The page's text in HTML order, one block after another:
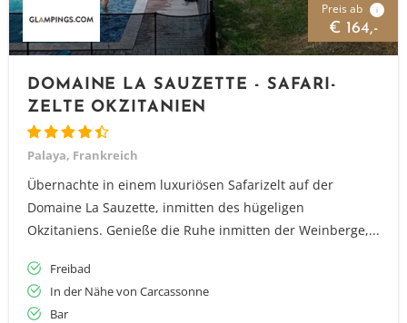
Preis ab i
€ 164,-
DOMAINE LA SAUZETTE - SAFARI-
ZELTE OKZITANIEN
Palaya, Frankreich
Übernachte in einem luxuriösen Safarizelt auf der
Domaine La Sauzette, inmitten des hügeligen
Okzitaniens. Genieße die Ruhe inmitten der Weinberge,...
Freibad
In der Nähe von Carcassonne
Bar